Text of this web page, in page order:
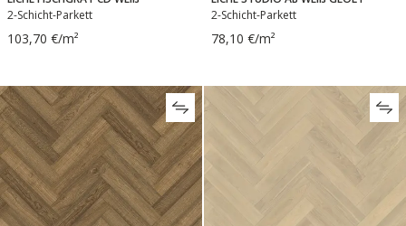
2-Schicht-Parkett
103,70 €/m²
2-Schicht-Parkett
78,10 €/m²